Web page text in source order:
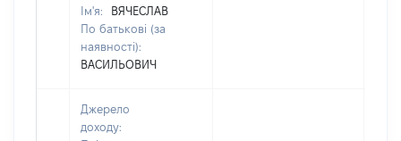
Ім'я:
ВЯЧЕСЛАВ
По батькові (за
наявності):
ВАСИЛЬОВИЧ
Джерело
доходу: